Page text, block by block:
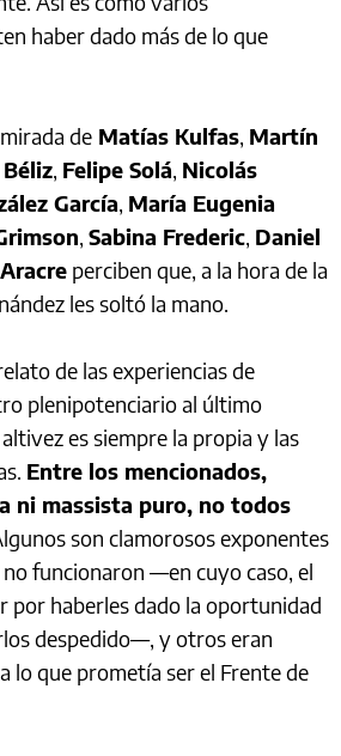
haber dado más de lo que
de Matías Kulfas, Martín
, Felipe Solá, Nicolás
García, María Eugenia
, Sabina Frederic, Daniel
perciben que, a la hora de la
les soltó la mano.
de las experiencias de
plenipotenciario al último
es siempre la propia y las
Entre los mencionados,
ni massista puro, no todos
son clamorosos exponentes
funcionaron —en cuyo caso, el
por haberles dado la oportunidad
despedido—, y otros eran
lo que prometía ser el Frente de